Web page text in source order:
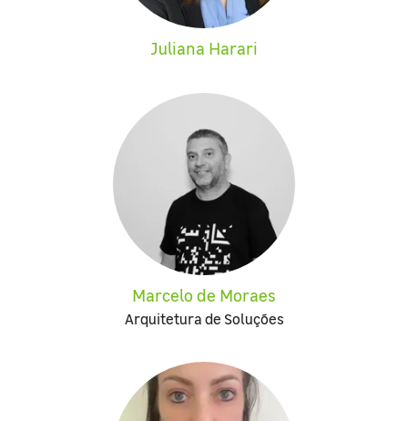
Juliana Harari
Marcelo de Moraes
Arquitetura de Soluções